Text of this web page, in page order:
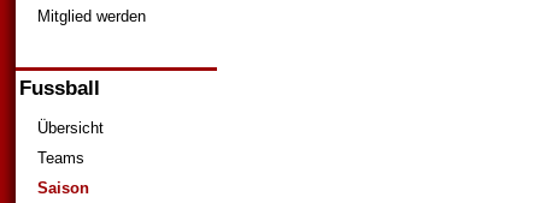
Mitglied werden
Fussball
Übersicht
Teams
Saison